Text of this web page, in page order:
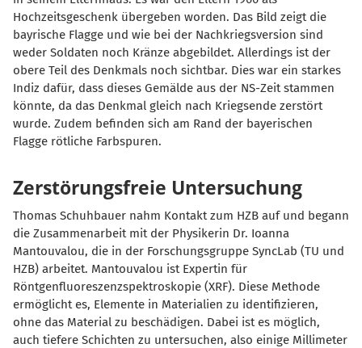
Hochzeitsgeschenk übergeben worden. Das Bild zeigt die
bayrische Flagge und wie bei der Nachkriegsversion sind
weder Soldaten noch Kränze abgebildet. Allerdings ist der
obere Teil des Denkmals noch sichtbar. Dies war ein starkes
Indiz dafür, dass dieses Gemälde aus der NS-Zeit stammen
könnte, da das Denkmal gleich nach Kriegsende zerstört
wurde. Zudem befinden sich am Rand der bayerischen
Flagge rötliche Farbspuren.
Zerstörungsfreie Untersuchung
Thomas Schuhbauer nahm Kontakt zum HZB auf und begann
die Zusammenarbeit mit der Physikerin Dr. Ioanna
Mantouvalou, die in der Forschungsgruppe SyncLab (TU und
HZB) arbeitet. Mantouvalou ist Expertin für
Röntgenfluoreszenzspektroskopie (XRF). Diese Methode
ermöglicht es, Elemente in Materialien zu identifizieren,
ohne das Material zu beschädigen. Dabei ist es möglich,
auch tiefere Schichten zu untersuchen, also einige Millimeter